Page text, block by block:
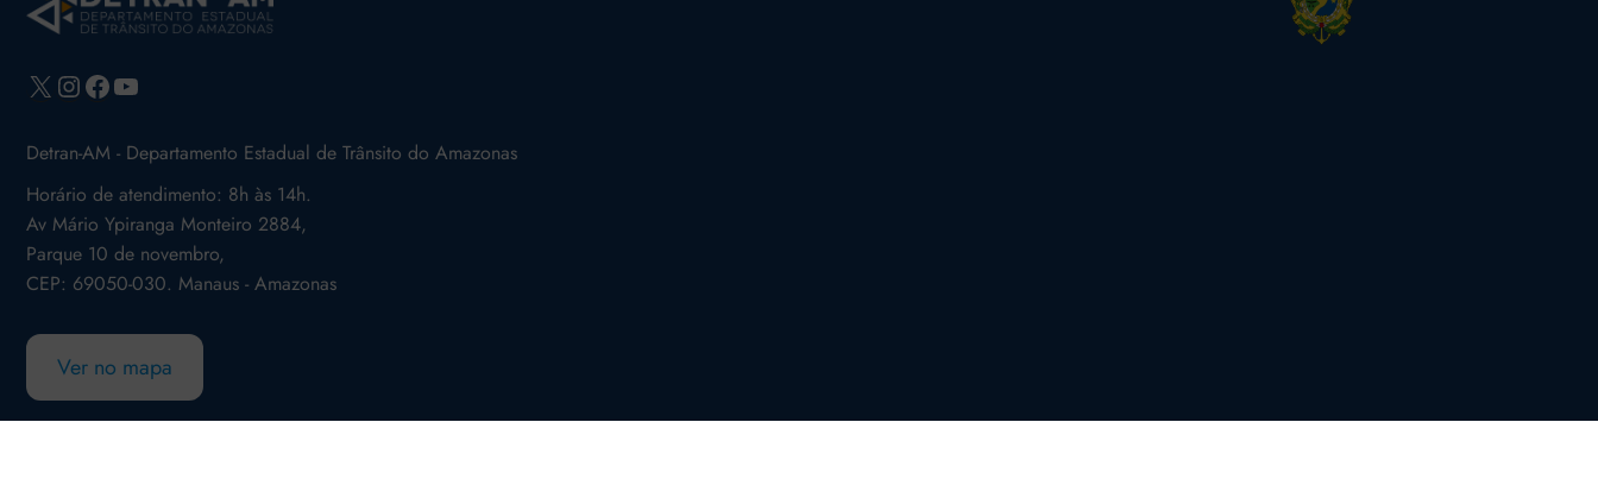
X Instagram
Facebook
Youtube
Detran-AM - Departamento Estadual de Trânsito do Amazonas
Horário de atendimento: 8h às 14h.
Av Mário Ypiranga Monteiro 2884,
Parque 10 de novembro,
CEP: 69050-030. Manaus - Amazonas
Ver no mapa